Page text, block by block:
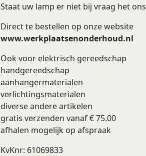
Staat uw lamp er niet bij vraag het ons
Direct te bestellen op onze website
www.werkplaatsenonderhoud.nl
Ook voor elektrisch gereedschap
handgereedschap
aanhangermaterialen
verlichtingsmaterialen
diverse andere artikelen
gratis verzenden vanaf € 75.00
afhalen mogelijk op afspraak
KvKnr: 61069833